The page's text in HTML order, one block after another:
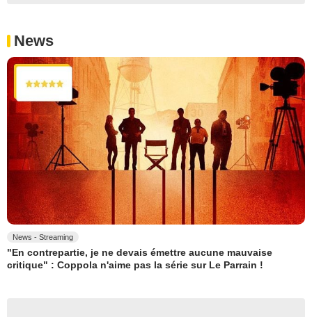
News
News - Streaming
"En contrepartie, je ne devais émettre aucune mauvaise
critique" : Coppola n'aime pas la série sur Le Parrain !